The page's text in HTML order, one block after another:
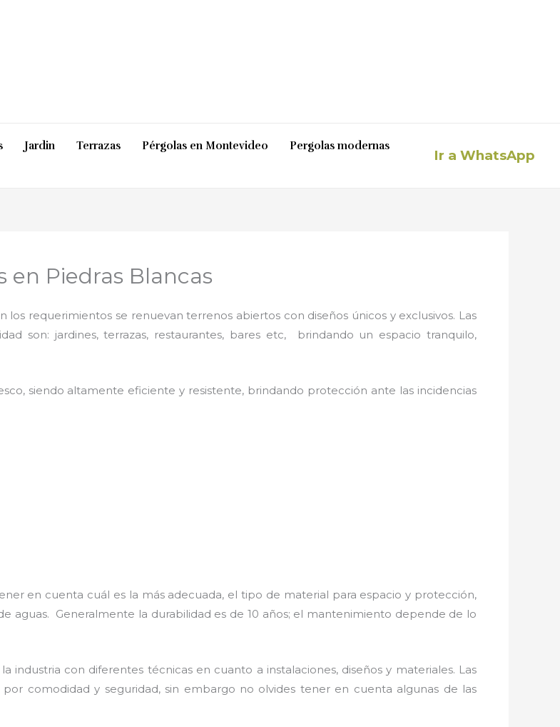
Jardin Terrazas Pérgolas en Montevideo
Pergolas modernas
Ir a WhatsApp
en Piedras Blancas
requerimientos se renuevan terrenos abiertos con diseños únicos y exclusivos. Las
son: jardines, terrazas, restaurantes, bares etc, brindando un espacio tranquilo,
siendo altamente eficiente y resistente, brindando protección ante las incidencias
en cuenta cuál es la más adecuada, el tipo de material para espacio y protección,
aguas. Generalmente la durabilidad es de 10 años; el mantenimiento depende de lo
industria con diferentes técnicas en cuanto a instalaciones, diseños y materiales. Las
comodidad y seguridad, sin embargo no olvides tener en cuenta algunas de las